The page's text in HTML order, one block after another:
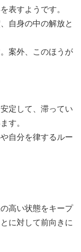
表すようです。
自身の中の解放と
案外、このほうが
定して、滞ってい
す。
自分を律するルー
高い状態をキープ
に対して前向きに